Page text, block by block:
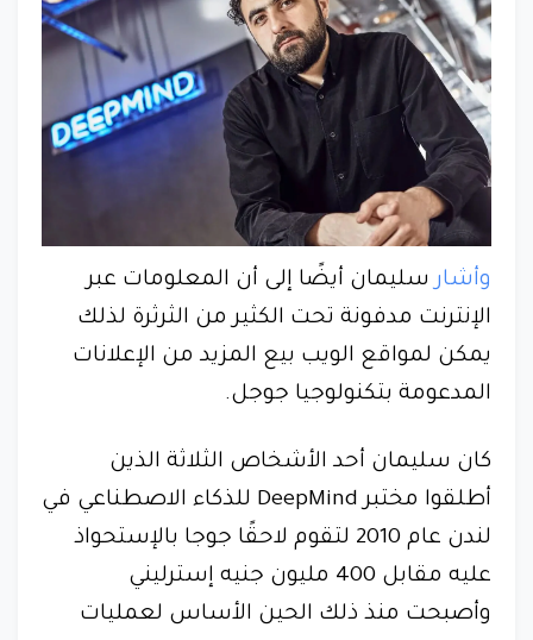
وأشارسليمان أيضًا إلى أن المعلومات عبر
الإنترنت مدفونة تحت الكثير من الثرثرة لذلك
يمكن لمواقع الويب بيع المزيد من الإعلانات
المدعومة بتكنولوجيا جوجل.
كان سليمان أحد الأشخاص الثلاثة الذين
أطلقوا مختبر DeepMind للذكاء الاصطناعي في
لندن عام 2010 لتقوم لاحقًا جوجا بالإستحواذ
عليه مقابل 400 مليون جنيه إسترليني
وأصبحت منذ ذلك الحين الأساس لعمليات